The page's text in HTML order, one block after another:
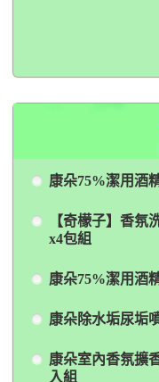
康朵75%潔用酒
【奇檬子】香氛
x4包組
康朵75%潔用酒
康朵除水垢尿垢
康朵室內香氛擴
入組